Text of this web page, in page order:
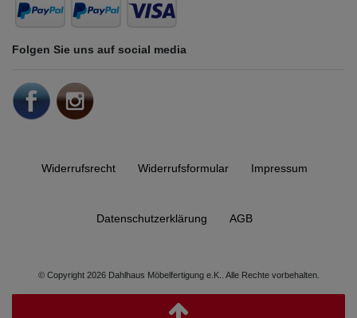
Folgen Sie uns auf social media
Widerrufs­recht Widerrufs­formular Impressum
Daten­schutz­erklärung AGB
© Copyright 2026 Dahlhaus Möbelfertigung e.K.. Alle Rechte vorbehalten.